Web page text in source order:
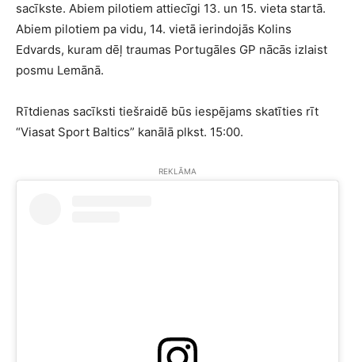
sacīkste. Abiem pilotiem attiecīgi 13. un 15. vieta startā.
Abiem pilotiem pa vidu, 14. vietā ierindojās Kolins
Edvards, kuram dēļ traumas Portugāles GP nācās izlaist
posmu Lemānā.
Rītdienas sacīksti tiešraidē būs iespējams skatīties rīt
“Viasat Sport Baltics” kanālā plkst. 15:00.
REKLĀMA